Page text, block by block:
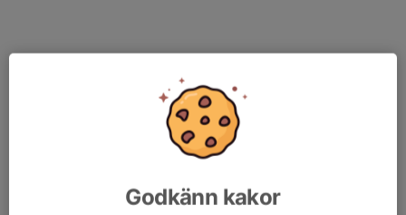
Godkänn kakor